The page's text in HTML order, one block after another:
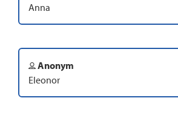
Anna
Anonym
Eleonor